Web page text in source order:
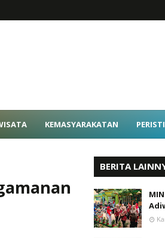
KEMASYARAKATAN
BERITA